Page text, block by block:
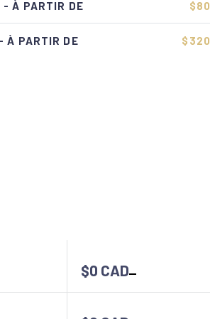
- À PARTIR DE $80
À PARTIR DE $320
$0 CAD